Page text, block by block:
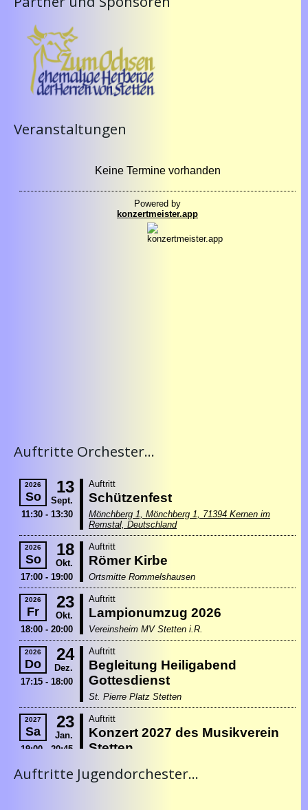
Veranstaltungen
Auftritte Orchester...
Auftritte Jugendorchester...